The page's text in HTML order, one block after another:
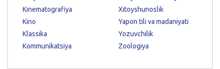
Kinematografiya
Kino
Klassika
Kommunikatsiya
Xitoyshunoslik
Yapon tili va madaniyati
Yozuvchilik
Zoologiya